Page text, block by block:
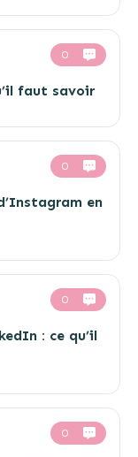
0
faut savoir
0
en
0
: ce qu’il
0